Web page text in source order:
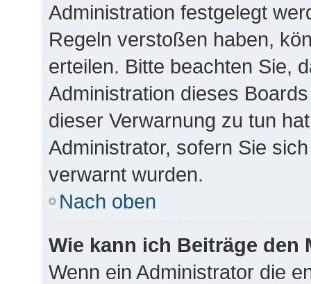
Administration festgelegt
Regeln verstoßen haben,
erteilen. Bitte beachten Sie,
Administration dieses
dieser Verwarnung zu tun
Administrator, sofern Sie
verwarnt wurden.
Nach oben
Wie kann ich Beiträge den
Wenn ein Administrator die